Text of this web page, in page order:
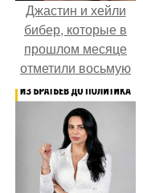
Джастин и хейли
бибер, которые в
прошлом месяце
отметили восьмую
годовщину
помолвки, показали
новые фото с
совместного
отдыха.